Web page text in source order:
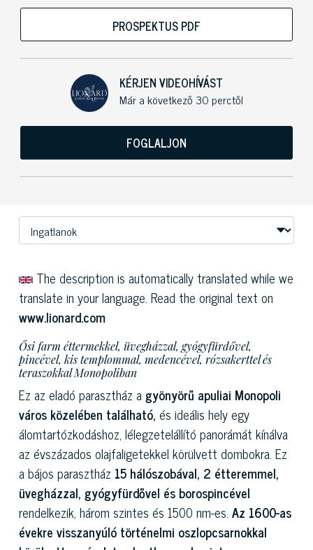
PROSPEKTUS PDF
KÉRJEN VIDEOHÍVÁST
Már a következő 30 perctől
FOGLALJON
The description is automatically translated while we
translate in your language. Read the original text on
www.lionard.com
Ősi farm éttermekkel, üvegházzal, gyógyfürdővel,
pincével, kis templommal, medencével, rózsakerttel és
teraszokkal Monopoliban
Ez az eladó parasztház agyönyörű apuliai Monopoli
város közelében található, és ideális hely egy
álomtartózkodáshoz, lélegzetelállító panorámát kínálva
az évszázados olajfaligetekkel körülvett dombokra. Ez
a bájos parasztház 15 hálószobával, 2 étteremmel,
üvegházzal, gyógyfürdővel és borospincével
rendelkezik, három szintes és 1500 nm-es. Az 1600-as
évekre visszanyúló történelmi oszlopcsarnokkal